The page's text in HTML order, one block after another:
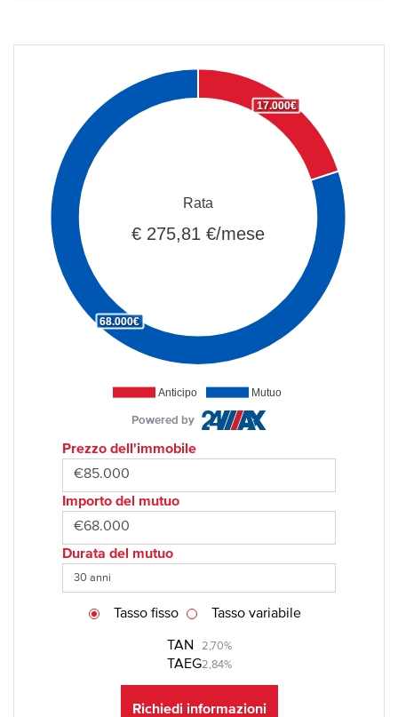
Anticipo Mutuo
17.000€
68.000€
Rata
€ 275,81 €/mese
Powered by
Prezzo dell'immobile
Importo del mutuo
Durata del mutuo
TAN 2,70%
TAEG2,84%
Tasso fisso Tasso variabile
Richiedi informazioni